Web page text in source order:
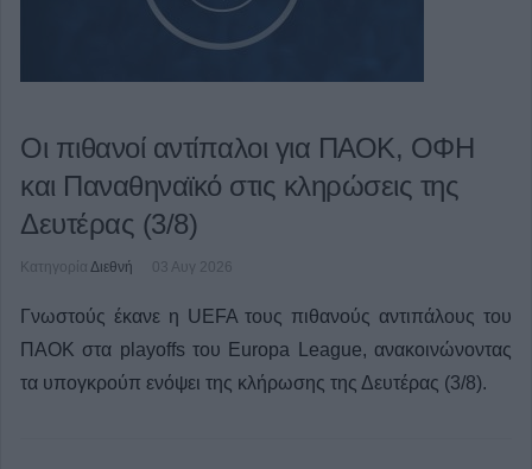
Οι πιθανοί αντίπαλοι για ΠΑΟΚ, ΟΦΗ
και Παναθηναϊκό στις κληρώσεις της
Δευτέρας (3/8)
Κατηγορία Διεθνή 03 Αυγ 2026
Γνωστούς έκανε η UEFA τους πιθανούς αντιπάλους του
ΠΑΟΚ στα playoffs του Europa League, ανακοινώνοντας
τα υπογκρούπ ενόψει της κλήρωσης της Δευτέρας (3/8).